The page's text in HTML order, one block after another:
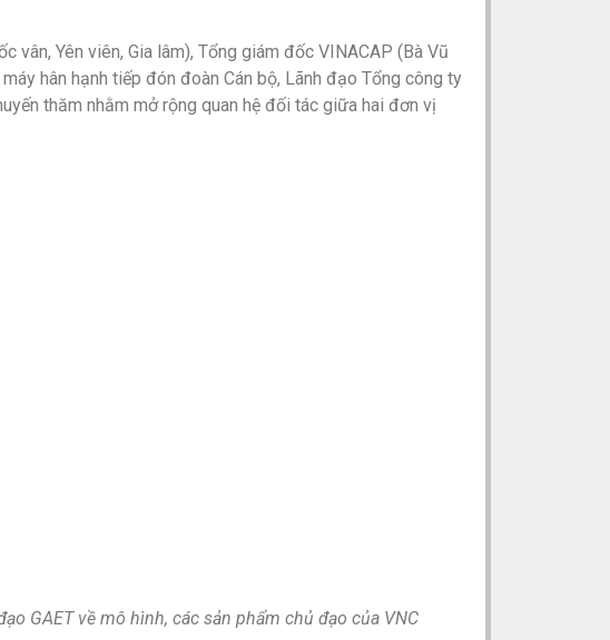
Yên viên, Gia lâm), Tổng giám đốc VINACAP (Bà Vũ
hân hạnh tiếp đón đoàn Cán bộ, Lãnh đạo Tổng công ty
thăm nhằm mở rộng quan hệ đối tác giữa hai đơn vị
GAET về mô hình, các sản phẩm chủ đạo của VNC